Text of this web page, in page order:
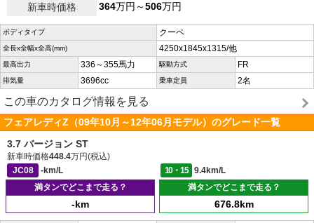
新車時価格
364万円～506万円
ボディタイプ クーペ
全長x全幅x全高(mm) 4250x1845x1315/他
最高出力 336～355馬力 駆動方式 FR
排気量 3696cc 乗車定員 2名
この車のカタログ情報を見る
フェアレディZ（09年10月～12年06月モデル）のグレード一覧
3.7 バージョン ST
新車時価格448.4万円(税込)
JC08
-km/L 10・15
9.4km/L
満タンでどこまで走る？
-km
満タンでどこまで走る？
676.8km